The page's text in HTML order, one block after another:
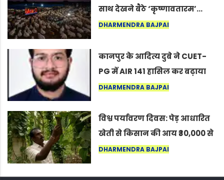
साथ देखने बैठे ‘कृष्णावतारम’…
नागपुर में दिखा ऐसा नज़ारा कि
कर सकते हैं”
DHARMENDRA BAJPAI
कानपुर के आदित्य दुबे ने CUET-
PG में AIR 141 हासिल कर बढ़ाया
शहर का मान
DHARMENDRA BAJPAI
विश्व पर्यावरण दिवस: पेड़ आधारित
खेती से किसान की आय ₹30,000 से
बढ़कर ₹3 लाख प्रति एकड़ हुई
DHARMENDRA BAJPAI